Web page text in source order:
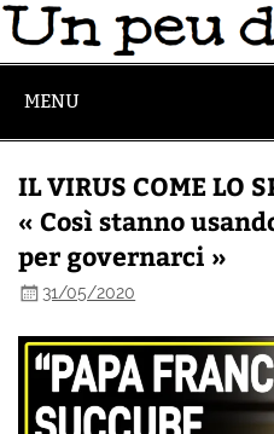
MENU
IL VIRUS COME LO
« Così stanno
per governarci »
31/05/2020